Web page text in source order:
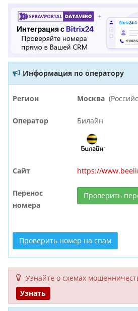
Информация по оператору
Регион Москва
Оператор Билайн
Сайт https://
Перенос
номера
Проверить
Проверить номер на спам
Узнайте о схемах
Узнать